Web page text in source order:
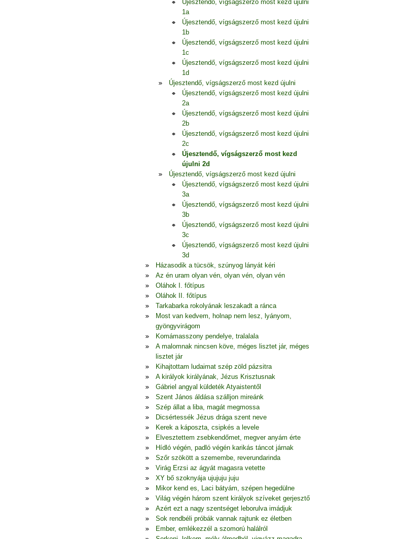
Újesztendő, vígságszerző most kezd újulni
1a
Újesztendő, vígságszerző most kezd újulni
1b
Újesztendő, vígságszerző most kezd újulni
1c
Újesztendő, vígságszerző most kezd újulni
1d
Újesztendő, vígságszerző most kezd újulni
Újesztendő, vígságszerző most kezd újulni
2a
Újesztendő, vígságszerző most kezd újulni
2b
Újesztendő, vígságszerző most kezd újulni
2c
Újesztendő, vígságszerző most kezd
újulni 2d
Újesztendő, vígságszerző most kezd újulni
Újesztendő, vígságszerző most kezd újulni
3a
Újesztendő, vígságszerző most kezd újulni
3b
Újesztendő, vígságszerző most kezd újulni
3c
Újesztendő, vígságszerző most kezd újulni
3d
Házasodik a tücsök, szúnyog lányát kéri
Az én uram olyan vén, olyan vén, olyan vén
Oláhok I. főtípus
Oláhok II. főtípus
Tarkabarka rokolyának leszakadt a ránca
Most van kedvem, holnap nem lesz, lyányom,
gyöngyvirágom
Komámasszony pendelye, tralalala
A malomnak nincsen köve, méges lisztet jár, méges
lisztet jár
Kihajtottam ludaimat szép zöld pázsitra
A királyok királyának, Jézus Krisztusnak
Gábriel angyal küldeték Atyaistentől
Szent János áldása szálljon mireánk
Szép állat a liba, magát megmossa
Dicsértessék Jézus drága szent neve
Kerek a káposzta, csipkés a levele
Elvesztettem zsebkendőmet, megver anyám érte
Hídló végén, padló végén karikás táncot járnak
Szőr szökött a szemembe, reverundarinda
Virág Erzsi az ágyát magasra vetette
XY bő szoknyája ujujuju juju
Mikor kend es, Laci bátyám, szépen hegedülne
Világ végén három szent királyok szíveket gerjesztő
Azért ezt a nagy szentséget leborulva imádjuk
Sok rendbéli próbák vannak rajtunk ez életben
Ember, emlékezzél a szomorú halálról